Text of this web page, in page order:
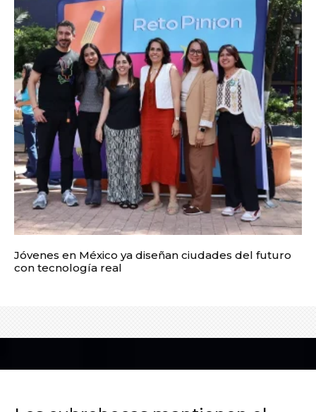
Jóvenes en México ya diseñan ciudades del futuro
con tecnología real